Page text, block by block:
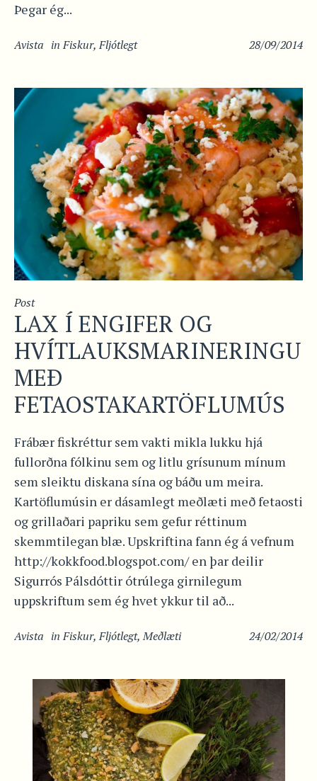
Þegar ég...
28/09/2014
Avista inFiskur,Fljótlegt
Post
LAX Í ENGIFER OG
HVÍTLAUKSMARINERINGU
MEÐ
FETAOSTAKARTÖFLUMÚS
Frábær fiskréttur sem vakti mikla lukku hjá
fullorðna fólkinu sem og litlu grísunum mínum
sem sleiktu diskana sína og báðu um meira.
Kartöflumúsin er dásamlegt meðlæti með fetaosti
og grillaðari papriku sem gefur réttinum
skemmtilegan blæ. Upskriftina fann ég á vefnum
http://kokkfood.blogspot.com/ en þar deilir
Sigurrós Pálsdóttir ótrúlega girnilegum
uppskriftum sem ég hvet ykkur til að...
24/02/2014
Avista inFiskur,Fljótlegt,Meðlæti